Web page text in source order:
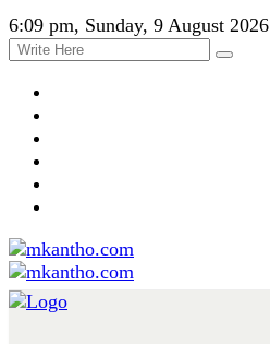
6:09 pm, Sunday, 9 August 2026